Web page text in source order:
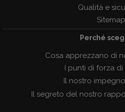
Qualità e
Sitemap
Perché
Cosa apprezzano di
I punti di forza
Il nostro
Il segreto del nostro